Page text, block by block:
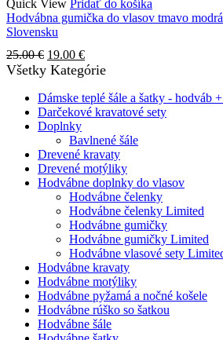
Quick View Pridať do košíka
Hodvábna gumička do vlasov tmavo
Slovensku
25.00€ Pôvodná
cena
25.00 €.
19.00 €Aktuálna
cena
19.00 €.
Všetky Kategórie
Dámske teplé šále a šatky - hodváb
Darčekové kravatové sety
Doplnky
Bavlnené šále
Drevené kravaty
Drevené motýliky
Hodvábne doplnky do vlasov
Hodvábne čelenky
Hodvábne čelenky Limited
Hodvábne gumičky
Hodvábne gumičky Limited
Hodvábne vlasové sety
Hodvábne kravaty
Hodvábne motýliky
Hodvábne pyžamá a nočné košele
Hodvábne rúško so šatkou
Hodvábne šále